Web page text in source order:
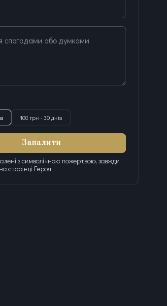
спогадами або думками
100 грн - 30 днів
Запалити
з символічною пожертвою, завжди
сторінці Героя